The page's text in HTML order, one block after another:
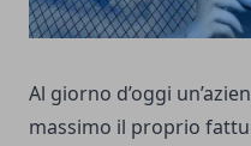
Al giorno d’oggi
massimo il proprio